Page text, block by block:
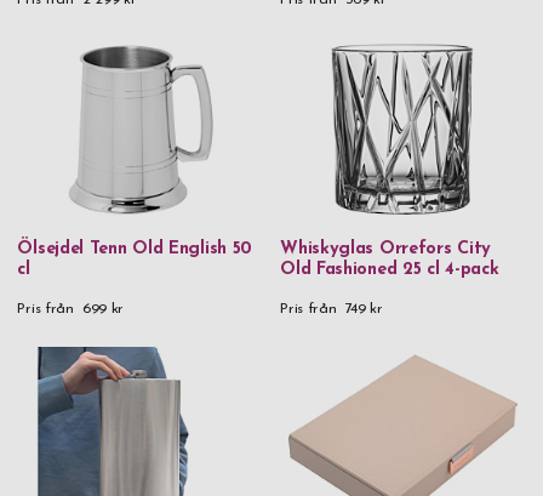
Ölsejdel Tenn Old English 50
cl
Pris från 699 kr
Whiskyglas Orrefors City
Old Fashioned 25 cl 4-pack
Pris från 749 kr